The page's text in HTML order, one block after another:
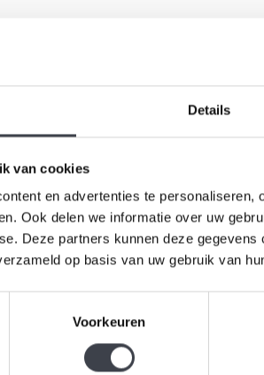
Details
van cookies
en advertenties te
Ook delen we informatie over uw
Deze partners kunnen deze
op basis van uw gebruik van
Voorkeuren
kristalglas, is voorzien van een ruitjes
glaskunstenaar Bertil Vallien.De
inhoud van ± 1.6L. Tevens is de karaf uit te
aan te brengen.